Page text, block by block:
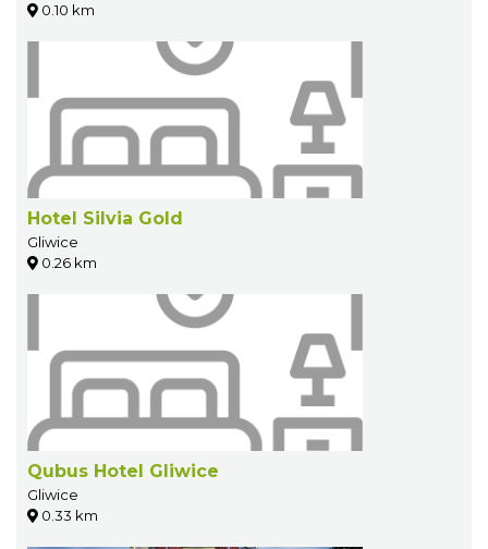
0.10 km
Hotel Silvia Gold
Gliwice
0.26 km
Qubus Hotel Gliwice
Gliwice
0.33 km